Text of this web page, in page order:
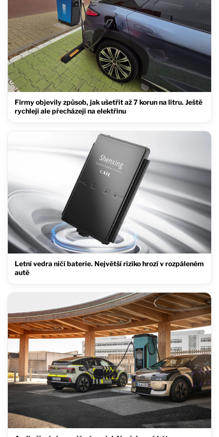
Firmy objevily způsob, jak ušetřit až 7 korun na litru. Ještě
rychleji ale přecházejí na elektřinu
Letní vedra ničí baterie. Největší riziko hrozí v rozpáleném
autě